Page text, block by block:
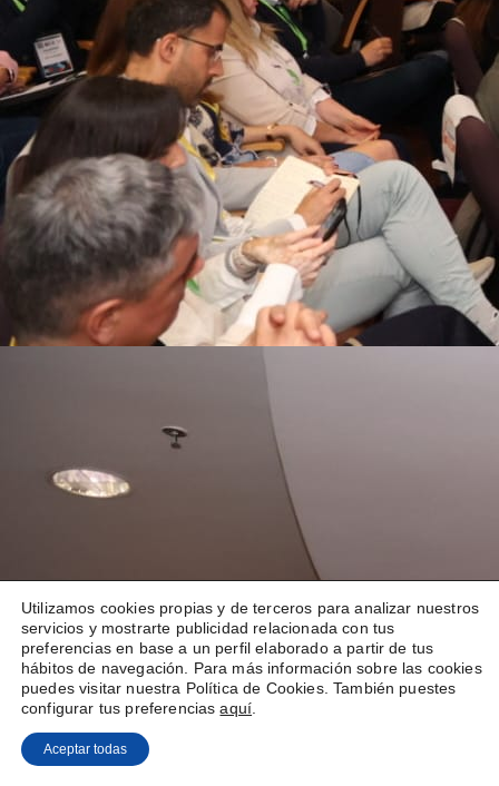
Utilizamos cookies propias y de terceros para analizar nuestros
servicios y mostrarte publicidad relacionada con tus
preferencias en base a un perfil elaborado a partir de tus
hábitos de navegación. Para más información sobre las cookies
puedes visitar nuestra Política de Cookies. También puestes
configurar tus preferenciasaquí
Aceptar todas